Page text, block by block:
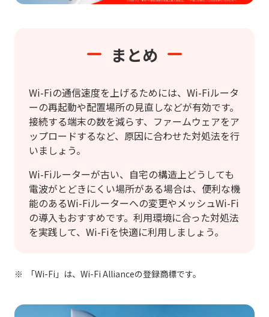
まとめ
Wi-Fiの通信速度を上げるためには、Wi-Fiルータ
ーの再起動や配置場所の見直しなどが有効です。
接続する端末の数を減らす、ファームウェアをア
ップロードするなど、原因に合わせた対処法を行
いましょう。
Wi-Fiルーターが古い、自宅の構造上どうしても
電波がとどきにくい場所がある場合は、便利な機
能のあるWi-Fiルーターへの変更やメッシュWi-Fi
の導入もおすすめです。利用環境に合った対処法
を実践して、Wi-Fiを快適に利用しましょう。
「Wi-Fi」は、Wi-Fi Allianceの登録商標です。